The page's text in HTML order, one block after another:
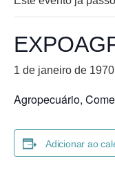
1 de janeiro de
Agropecuário,
Adicionar ao